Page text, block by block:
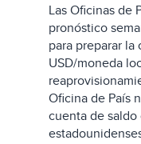
Las Oficinas de
pronóstico
para preparar
USD/moneda
Oficina de País
cuenta de saldo